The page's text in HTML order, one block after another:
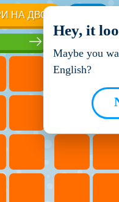
НА ДВОХ
Hey, it
Maybe you
English?